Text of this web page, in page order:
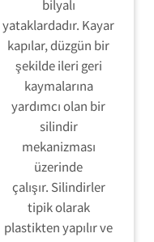
bilyalı
yataklardadır. Kayar
kapılar, düzgün bir
şekilde ileri geri
kaymalarına
yardımcı olan bir
silindir
mekanizması
üzerinde
çalışır. Silindirler
tipik olarak
plastikten yapılır ve